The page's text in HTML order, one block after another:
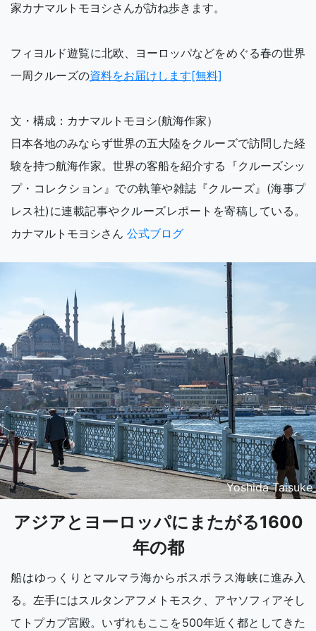
家カナマルトモヨシさんが訪ね歩きます。
フィヨルド遊覧に北欧、ヨーロッパなどをめぐる春の世界
一周クルーズの資料をお届けします[無料]
文・構成：カナマルトモヨシ(航海作家）
日本各地のみならず世界の五大陸をクルーズで訪問した経
験を持つ航海作家。世界の客船を紹介する『クルーズシッ
プ・コレクション』での執筆や雑誌『クルーズ』(海事プ
レス社)に連載記事やクルーズレポートを寄稿している。
カナマルトモヨシさん 公式ブログ
Yoshida Taisuke
アジアとヨーロッパにまたがる1600
年の都
船はゆっくりとマルマラ海からボスポラス海峡に進み入
る。左手にはスルタンアフメトモスク、アヤソフィアそし
てトプカプ宮殿。いずれもここを500年近く都としてきた